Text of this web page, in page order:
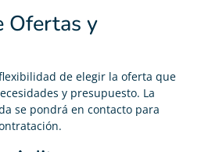
Ofertas y
de elegir la oferta que
y presupuesto. La
se pondrá en contacto para